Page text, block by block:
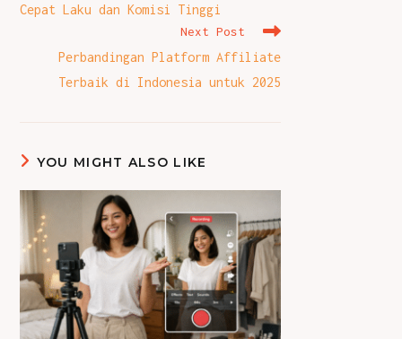
Cepat Laku dan Komisi Tinggi
Next Post
Perbandingan Platform Affiliate
Terbaik di Indonesia untuk 2025
YOU MIGHT ALSO LIKE